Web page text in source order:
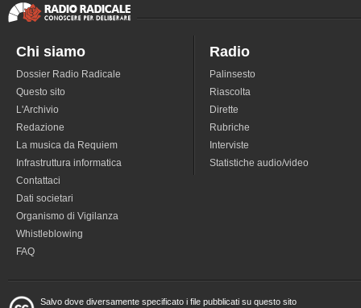
Chi siamo
Dossier Radio Radicale
Questo sito
L'Archivio
Redazione
La musica da Requiem
Infrastruttura informatica
Contattaci
Dati societari
Organismo di Vigilanza
Whistleblowing
FAQ
Radio
Palinsesto
Riascolta
Dirette
Rubriche
Interviste
Statistiche audio/video
Salvo dove diversamente specificato i file pubblicati su questo sito